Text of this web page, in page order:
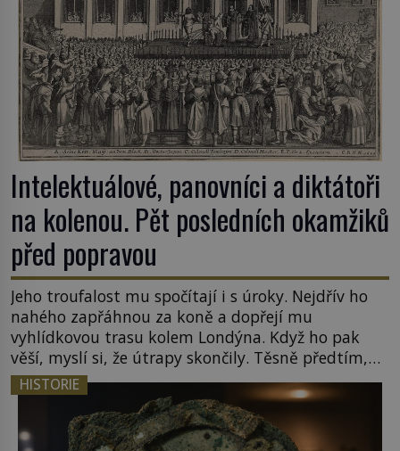
Intelektuálové, panovníci a diktátoři
na kolenou. Pět posledních okamžiků
před popravou
Jeho troufalost mu spočítají i s úroky. Nejdřív ho
nahého zapřáhnou za koně a dopřejí mu
vyhlídkovou trasu kolem Londýna. Když ho pak
věší, myslí si, že útrapy skončily. Těsně předtím,
než ztratí vědomí ho odříznou a začnou jeho tělo
zbavovat orgánů. Chvíli ještě vnímá, pak ho
vysvobodí bezvědomí a smrt. Do posledního
doušku Kdo: Sokrates […]
HISTORIE